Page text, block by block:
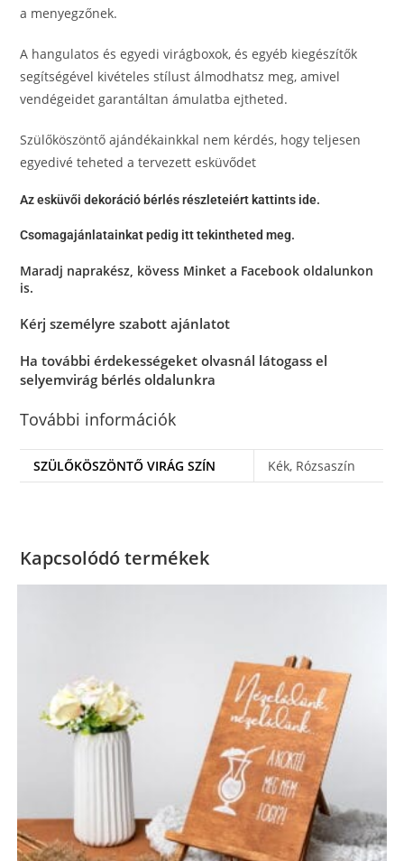
a menyegzőnek.
A hangulatos és egyedi virágboxok, és egyéb kiegészítők
segítségével kivételes stílust álmodhatsz meg, amivel
vendégeidet garantáltan ámulatba ejtheted.
Szülőköszöntő ajándékainkkal nem kérdés, hogy teljesen
egyedivé teheted a tervezett esküvődet
Az esküvői dekoráció bérlés részleteiért kattints ide.
Csomagajánlatainkat pedig itt tekintheted meg.
Maradj naprakész, kövess Minket a Facebook oldalunkon
is.
Kérj személyre szabott ajánlatot
Ha további érdekességeket olvasnál látogass el
selyemvirág bérlés oldalunkra
További információk
SZÜLŐKÖSZÖNTŐ VIRÁG SZÍN Kék, Rózsaszín
Kapcsolódó termékek